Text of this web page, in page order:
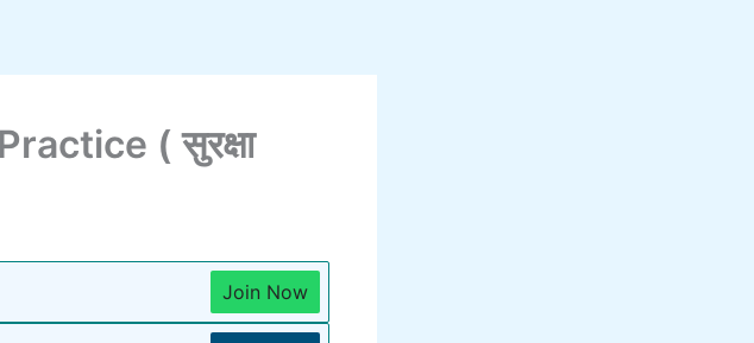
( सुरक्षा
Join Now